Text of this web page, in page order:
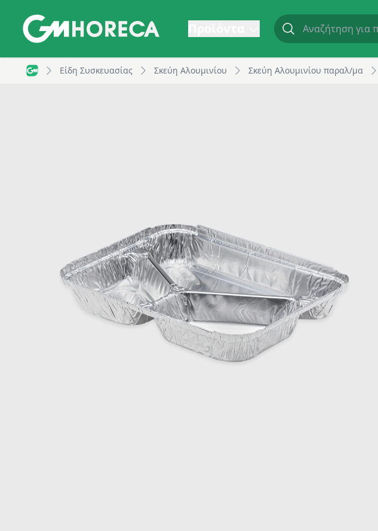
Σκεύος αλουμινίου, R81L, 3 θέσεων, 226x176x30mm, 760 ml | GM Horeca
Είδη Συσκευασίας Σκεύη Αλουμινίου Σκεύη Αλουμινίου παραλ/μα